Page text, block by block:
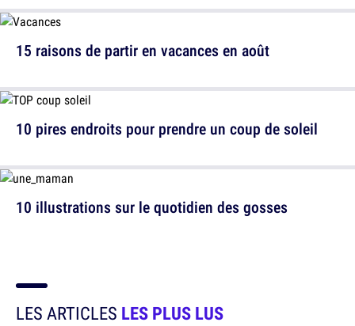
10 pires endroits pour prendre un coup de soleil
15 raisons de partir en vacances en août
10 illustrations sur le quotidien des gosses
LES ARTICLES LES PLUS LUS